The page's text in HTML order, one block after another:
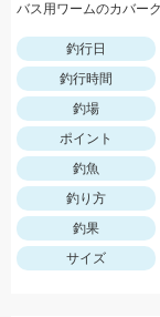
釣行日
釣行時間
釣場
ポイント
釣魚
釣り方
釣果
サイズ